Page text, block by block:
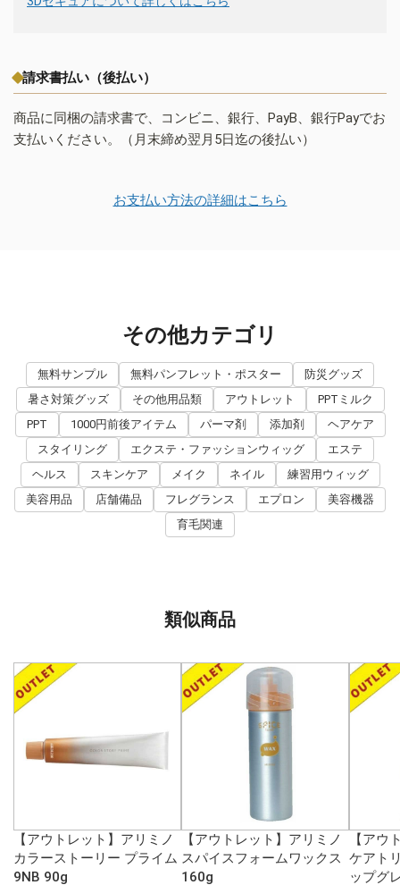
請求書払い（後払い）
商品に同梱の請求書で、コンビニ、銀行、PayB、銀行Payでお
支払いください。（月末締め翌月5日迄の後払い）
お支払い方法の詳細はこちら
その他カテゴリ
無料サンプル 無料パンフレット・ポスター
防災グッズ
暑さ対策グッズ
その他用品類 アウトレット
PPTミルク
PPT
1000円前後アイテム パーマ剤 添加剤
ヘアケア
スタイリング
エクステ・ファッションウィッグ
エステ
ヘルス
スキンケア メイク ネイル
練習用ウィッグ
美容用品
店舗備品 フレグランス エプロン
美容機器
育毛関連
類似商品
【アウトレット】アリミノ
カラーストーリー プライム
9NB 90g
【アウトレット】アリミノ
スパイスフォームワックス
160g
【アウ
ケアト
ップグ